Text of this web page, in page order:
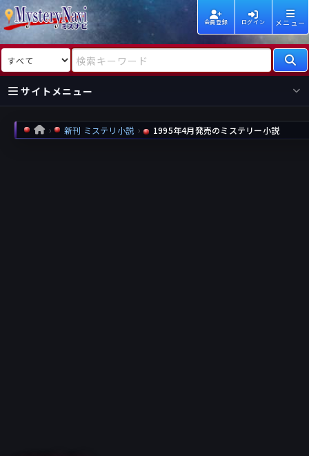
会員登録 ログイン メニュー
検索対象 検索キーワード
サイトメニュー
国内
作家
海外
作家
新着
レビュー
新刊
情報
HOME 新刊 ミステリ小説 1995年4月発売のミステリー小説